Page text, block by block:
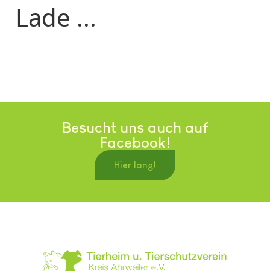
Lade ...
Besucht uns auch auf
Facebook!
Hier lang!